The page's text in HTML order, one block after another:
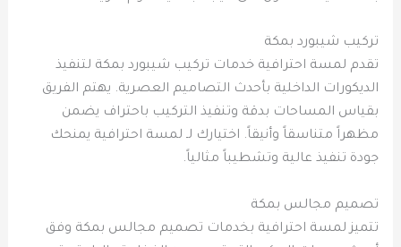
تركيب شيبورد بمكة
تقدم لمسة احترافية خدمات تركيب شيبورد بمكة لتنفيذ
الديكورات الداخلية بأحدث التصاميم العصرية. يهتم الفريق
بقياس المساحات بدقة وتنفيذ التركيب باحتراف يضمن
مظهراً متناسقاً وأنيقاً. اختيارك لـ لمسة احترافية يمنحك
جودة تنفيذ عالية وتشطيباً مثالياً.
تصميم مجالس بمكة
تتميز لمسة احترافية بخدمات تصميم مجالس بمكة وفق